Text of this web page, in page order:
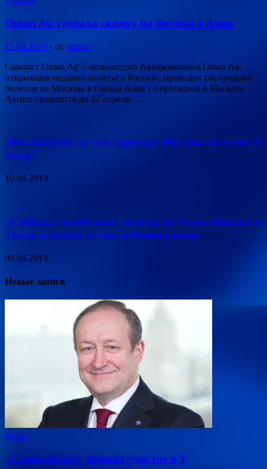
Oman Air сделала скидку на билеты в Азию
11.04.2019 - от admin
Самолет Oman Air // omanair.com Авиакомпания Oman Air,
открывшая недавно полеты в Россию, проводит распродажу
билетов из Москвы в города Азии с пересадкой в Маскате.
Акция продлится до 22 апреля, …
Детализация: за что аэропорт Ростова получил 5
звезд?
10.04.2019
«Сибирь» возобновит полеты из Новосибирска в
Томск и станет летать в Новокузнецк
09.04.2019
Новые записи
Море
«Совкомфлот» принял участие в V